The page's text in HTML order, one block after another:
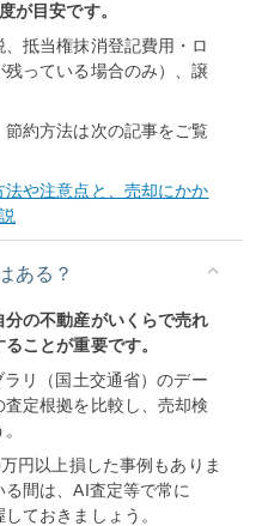
が目安です。
抵当権抹消登記費用・ロ
っている場合のみ）、譲
約方法は次の記事をご覧
や注意点と、売却にかか
ある？
の不動産がいくらで売れ
ことが重要です。
リ（国土交通省）のデー
定根拠を比較し、売却検
円以上損した事例もありま
間は、AI査定等で常に
ておきましょう。